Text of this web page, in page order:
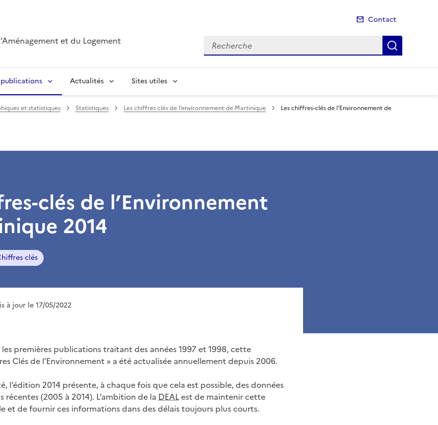
et du Logement
Contact
Recherche
Actualités Sites utiles
et statistiques Statistiques Les chiffres clés de l’environnement de Martinique
Les chiffres-clés de l’Environnement de
clés de l’Environnement
2014
clés
à jour le 17/05/2022
premières publications traitant des années 1997 et 1998, cette
Clés de l’Environnement » a été actualisée annuellement depuis 2006.
l’édition 2014 présente, à chaque fois que cela est possible, des données
récentes (2005 à 2014). L’ambition de la DEALest de maintenir cette
et de fournir ces informations dans des délais toujours plus courts.